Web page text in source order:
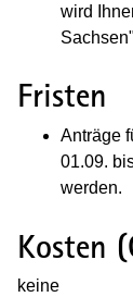
wird
Fristen
Anträge
01.09.
werden.
Kosten
keine